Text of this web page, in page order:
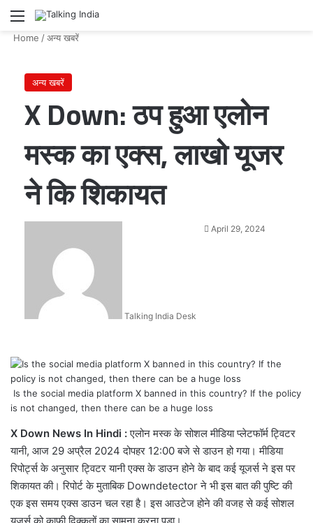
Menu
Home /अन्य खबरें
अन्य खबरें
X Down: ठप हुआ एलोन
मस्क का एक्स, लाखो यूजर
ने कि शिकायत
Talking India Desk
SendApril 29, 2024
Is the social media platform X banned in this country? If the policy
is not changed, then there can be a huge loss
X Down News In Hindi :एलोन मस्क के सोशल मीडिया प्लेटफॉर्म ट्विटर
यानी, आज 29 अप्रैल 2024 दोपहर 12:00 बजे से डाउन हो गया। मीडिया
रिपोर्ट्स के अनुसार ट्विटर यानी एक्स के डाउन होने के बाद कई यूजर्स ने इस पर
शिकायत की। रिपोर्ट के मुताबिक Downdetector ने भी इस बात की पुष्टि की
एक इस समय एक्स डाउन चल रहा है। इस आउटेज होने की वजह से कई सोशल